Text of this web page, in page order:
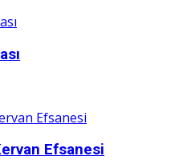
Efsanesi